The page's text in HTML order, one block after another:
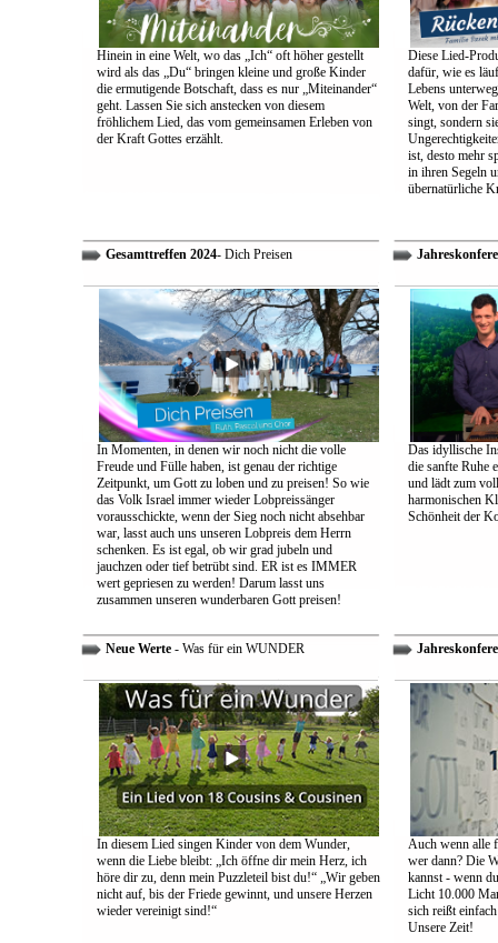
Hinein in eine Welt, wo das „Ich“ oft höher gestellt
wird als das „Du“ bringen kleine und große Kinder
die ermutigende Botschaft, dass es nur „Miteinander“
geht. Lassen Sie sich anstecken von diesem
fröhlichem Lied, das vom gemeinsamen Erleben von
der Kraft Gottes erzählt.
Diese Lied-
dafür, wie es
Lebens
Welt, von der
singt, sondern
ist, desto mehr
in ihren Segeln
übernatürliche
Gesamttreffen 2024- Dich Preisen
In Momenten, in denen wir noch nicht die volle
Freude und Fülle haben, ist genau der richtige
Zeitpunkt, um Gott zu loben und zu preisen! So wie
das Volk Israel immer wieder Lobpreissänger
vorausschickte, wenn der Sieg noch nicht absehbar
war, lasst auch uns unseren Lobpreis dem Herrn
schenken. Es ist egal, ob wir grad jubeln und
jauchzen oder tief betrübt sind. ER ist es IMMER
wert gepriesen zu werden! Darum lasst uns
zusammen unseren wunderbaren Gott preisen!
Das idyllische
die sanfte Ruhe
und lädt zum
harmonischen
Schönheit der
Neue Werte- Was für ein WUNDER
In diesem Lied singen Kinder von dem Wunder,
wenn die Liebe bleibt: „Ich öffne dir mein Herz, ich
höre dir zu, denn mein Puzzleteil bist du!“ „Wir geben
nicht auf, bis der Friede gewinnt, und unsere Herzen
wieder vereinigt sind!“
Auch wenn alle
wer dann? Die
kannst - wenn
Licht 10.000
sich reißt
Unsere Zeit!